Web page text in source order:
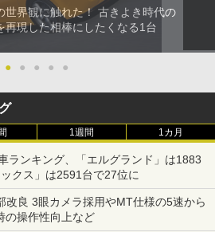
世界観に触れた！ 古きよき時代の
再現した相棒にしたくなる1台
● ● ● ● ●
1週間 1カ月
ランキング、「エルグランド」は1883
クス」は2591台で27位に
改良 3眼カメラ採用やMT仕様の5速から
の操作性向上など